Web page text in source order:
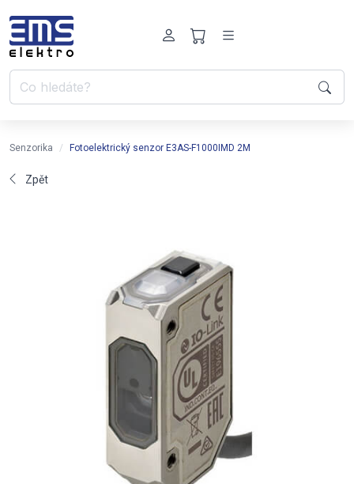
Senzorika Fotoelektrický senzor E3AS-F1000IMD 2M
Zpět